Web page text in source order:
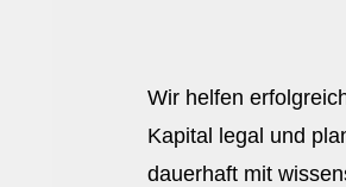
Wir helfen
Kapital legal und
dauerhaft mit